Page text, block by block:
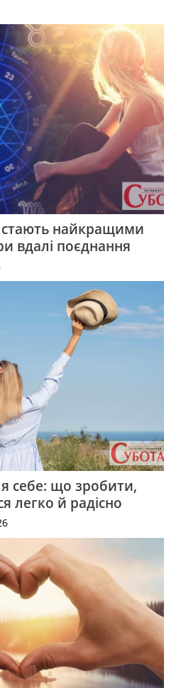
стають найкращими
вдалі поєднання
себе: що зробити,
легко й радісно